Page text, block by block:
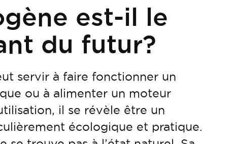
est-il le
du futur?
servir à faire fonctionner un
ou à alimenter un moteur
il se révèle être un
écologique et pratique.